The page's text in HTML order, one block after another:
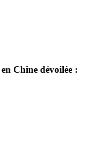
Chine dévoilée :